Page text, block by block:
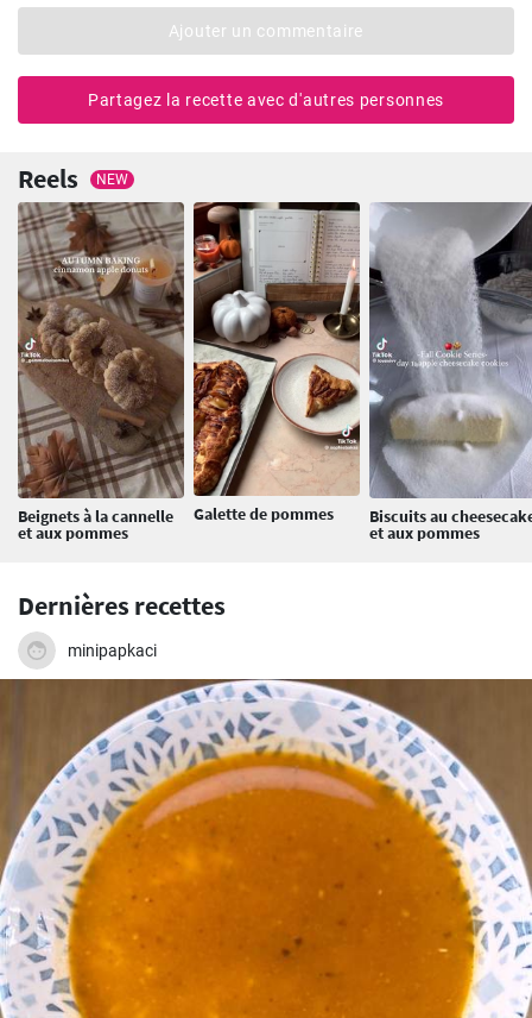
Ajouter un commentaire
Partagez la recette avec d'autres personnes
Reels NEW
Beignets à la cannelle
et aux pommes
Galette de pommes Biscuits au
et aux pommes
Dernières recettes
minipapkaci